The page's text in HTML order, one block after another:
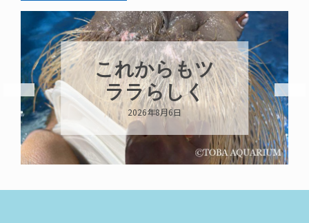
これからもツ
ララらしく
2026年8月6日